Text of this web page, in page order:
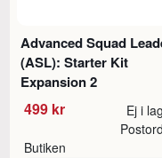
Advanced Squad
(ASL): Starter Kit
Expansion 2
499 kr Ej i
Butiken